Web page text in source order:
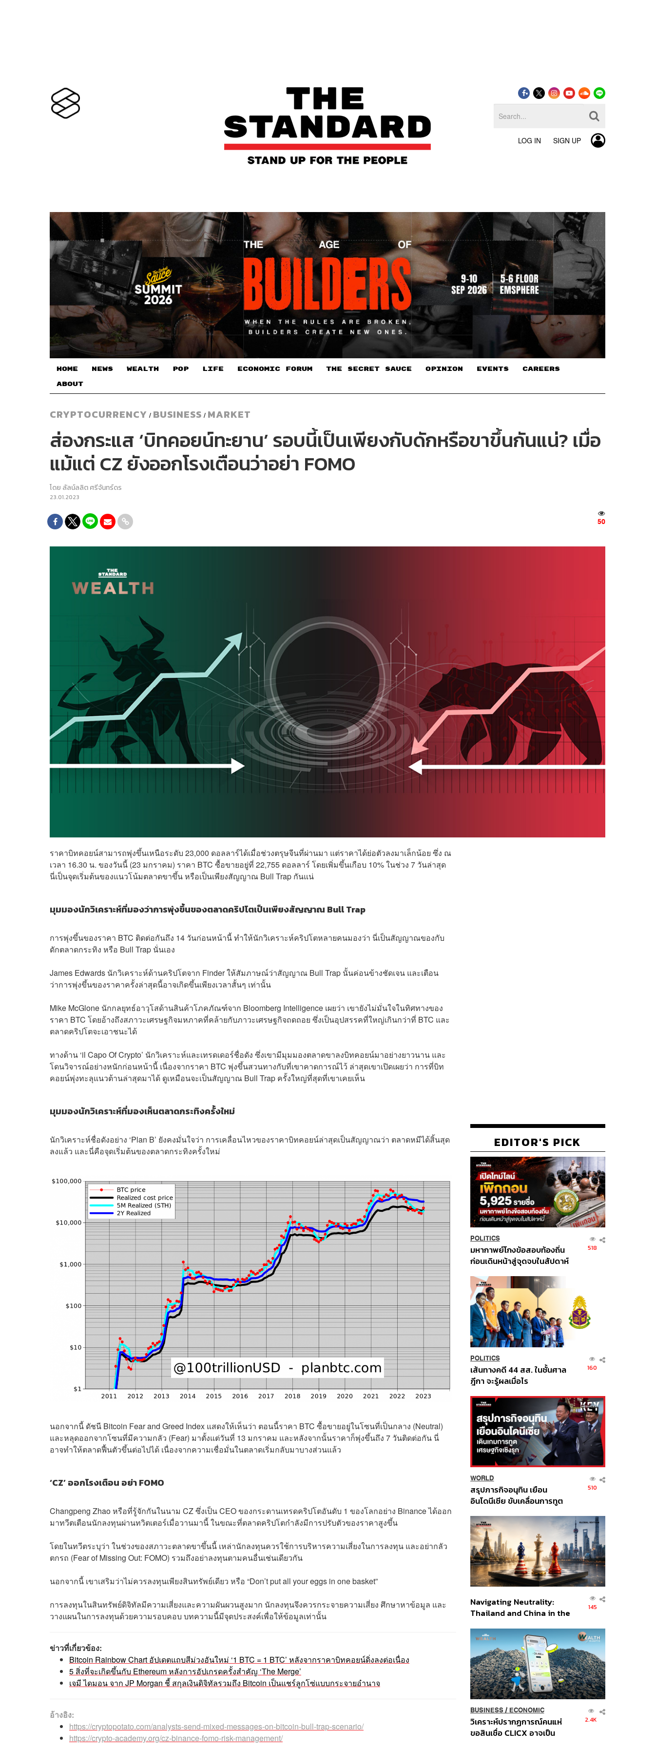
LOG IN SIGN UP
HOME NEWS WEALTH POP LIFE ECONOMIC FORUM THE SECRET SAUCE​ OPINION EVENTS CAREERS
ABOUT
CRYPTOCURRENCY / BUSINESS / MARKET
ส่องกระแส ‘บิทคอยน์ทะยาน’ รอบนี้เป็นเพียงกับดักหรือขาขึ้นกันแน่? เมื่อ
แม้แต่ CZ ยังออกโรงเตือนว่าอย่า FOMO
โดย ลัลน์ลลิต ศรีจันทร์ดร
23.01.2023
50
ราคาบิทคอยน์สามารถพุ่งขึ้นเหนือระดับ 23,000 ดอลลาร์ได้เมื่อช่วงตรุษจีนที่ผ่านมา แต่ราคาได้ย่อตัวลงมาเล็กน้อย ซึ่ง ณ
เวลา 16.30 น. ของวันนี้ (23 มกราคม) ราคา BTC ซื้อขายอยู่ที่ 22,755 ดอลลาร์ โดยเพิ่มขึ้นเกือบ 10% ในช่วง 7 วันล่าสุด
นี่เป็นจุดเริ่มต้นของแนวโน้มตลาดขาขึ้น หรือเป็นเพียงสัญญาณ Bull Trap กันแน่
มุมมองนักวิเคราะห์ที่มองว่าการพุ่งขึ้นของตลาดคริปโตเป็นเพียงสัญญาณ Bull Trap
การพุ่งขึ้นของราคา BTC ติดต่อกันถึง 14 วันก่อนหน้านี้ ทำให้นักวิเคราะห์คริปโตหลายคนมองว่า นี่เป็นสัญญาณของกับ
ดักตลาดกระทิง หรือ Bull Trap นั่นเอง
James Edwards นักวิเคราะห์ด้านคริปโตจาก Finder ให้สัมภาษณ์ว่าสัญญาณ Bull Trap นั้นค่อนข้างชัดเจน และเตือน
ว่าการพุ่งขึ้นของราคาครั้งล่าสุดนี้อาจเกิดขึ้นเพียงเวลาสั้นๆ เท่านั้น
Mike McGlone นักกลยุทธ์อาวุโสด้านสินค้าโภคภัณฑ์จาก Bloomberg Intelligence เผยว่า เขายังไม่มั่นใจในทิศทางของ
ราคา BTC โดยอ้างถึงสภาวะเศรษฐกิจมหภาคที่คล้ายกับภาวะเศรษฐกิจถดถอย ซึ่งเป็นอุปสรรคที่ใหญ่เกินกว่าที่ BTC และ
ตลาดคริปโตจะเอาชนะได้
ทางด้าน ‘il Capo Of Crypto’ นักวิเคราะห์และเทรดเดอร์ชื่อดัง ซึ่งเขามีมุมมองตลาดขาลงบิทคอยน์มาอย่างยาวนาน และ
โดนวิจารณ์อย่างหนักก่อนหน้านี้ เนื่องจากราคา BTC พุ่งขึ้นสวนทางกับที่เขาคาดการณ์ไว้ ล่าสุดเขาเปิดเผยว่า การที่บิท
คอยน์พุ่งทะลุแนวต้านล่าสุดมาได้ ดูเหมือนจะเป็นสัญญาณ Bull Trap ครั้งใหญ่ที่สุดที่เขาเคยเห็น
มุมมองนักวิเคราะห์ที่มองเห็นตลาดกระทิงครั้งใหม่
นักวิเคราะห์ชื่อดังอย่าง ‘Plan B’ ยังคงมั่นใจว่า การเคลื่อนไหวของราคาบิทคอยน์ล่าสุดเป็นสัญญาณว่า ตลาดหมีได้สิ้นสุด
ลงแล้ว และนี่คือจุดเริ่มต้นของตลาดกระทิงครั้งใหม่
นอกจากนี้ ดัชนี Bitcoin Fear and Greed Index แสดงให้เห็นว่า ตอนนี้ราคา BTC ซื้อขายอยู่ในโซนที่เป็นกลาง (Neutral)
และหลุดออกจากโซนที่มีความกลัว (Fear) มาตั้งแต่วันที่ 13 มกราคม และหลังจากนั้นราคาก็พุ่งขึ้นถึง 7 วันติดต่อกัน นี่
อาจทำให้ตลาดฟื้นตัวขึ้นต่อไปได้ เนื่องจากความเชื่อมั่นในตลาดเริ่มกลับมาบางส่วนแล้ว
‘CZ’ ออกโรงเตือน อย่า FOMO
Changpeng Zhao หรือที่รู้จักกันในนาม CZ ซึ่งเป็น CEO ของกระดานเทรดคริปโตอันดับ 1 ของโลกอย่าง Binance ได้ออก
มาทวีตเตือนนักลงทุนผ่านทวิตเตอร์เมื่อวานมานี้ ในขณะที่ตลาดคริปโตกำลังมีการปรับตัวของราคาสูงขึ้น
โดยในทวีตระบุว่า ในช่วงของสภาวะตลาดขาขึ้นนี้ เหล่านักลงทุนควรใช้การบริหารความเสี่ยงในการลงทุน และอย่ากลัว
ตกรถ (Fear of Missing Out: FOMO) รวมถึงอย่าลงทุนตามคนอื่นเช่นเดียวกัน
นอกจากนี้ เขาเสริมว่าไม่ควรลงทุนเพียงสินทรัพย์เดียว หรือ “Don’t put all your eggs in one basket”
การลงทุนในสินทรัพย์ดิจิทัลมีความเสี่ยงและความผันผวนสูงมาก นักลงทุนจึงควรกระจายความเสี่ยง ศึกษาหาข้อมูล และ
วางแผนในการลงทุนด้วยความรอบคอบ บทความนี้มีจุดประสงค์เพื่อให้ข้อมูลเท่านั้น
ข่าวที่เกี่ยวข้อง:
Bitcoin Rainbow Chart อัปเดตแถบสีม่วงอันใหม่ ‘1 BTC = 1 BTC’ หลังจากราคาบิทคอยน์ดิ่งลงต่อเนื่อง
5 สิ่งที่จะเกิดขึ้นกับ Ethereum หลังการอัปเกรดครั้งสำคัญ ‘The Merge’
เจมี ไดมอน จาก JP Morgan ชี้ สกุลเงินดิจิทัลรวมถึง Bitcoin เป็นแชร์ลูกโซ่แบบกระจายอำนาจ
อ้างอิง:
https://cryptopotato.com/analysts-send-mixed-messages-on-bitcoin-bull-trap-scenario/
https://crypto-academy.org/cz-binance-fomo-risk-management/
EDITOR'S PICK
POLITICS
มหากาพย์โกงข้อสอบท้องถิ่น
ก่อนเดินหน้าสู่จุดจบในสัปดาห์
518
POLITICS
เส้นทางคดี 44 สส. ในชั้นศาล
ฎีกา จะรู้ผลเมื่อไร
160
WORLD
สรุปภารกิจอนุทิน เยือน
อินโดนีเซีย ขับเคลื่อนการทูต
ส่วนยุทธศาสตร์ไทย –
อินโดนีเซีย
510
Navigating Neutrality:
Thailand and China in the
Order
145
BUSINESS/ ECONOMIC
วิเคราะห์ปรากฏการณ์คนแห่
ขอสินเชื่อ CLICX อาจเป็น
2.4K